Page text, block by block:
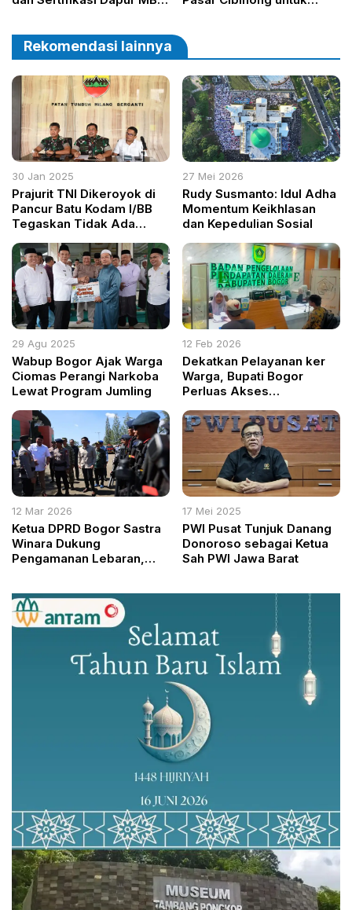
Rekomendasi lainnya
30 Jan 2025
Prajurit TNI Dikeroyok di
Pancur Batu Kodam I/BB
Tegaskan Tidak Ada
Tegas Pelaku
27 Mei 2026
Rudy Susmanto: Idul Adha
Momentum Keikhlasan
dan Kepedulian Sosial
29 Agu 2025
Wabup Bogor Ajak Warga
Ciomas Perangi Narkoba
Lewat Program Jumling
12 Feb 2026
Dekatkan Pelayanan ker
Warga, Bupati Bogor
Perluas Akses
12 Mar 2026
Ketua DPRD Bogor Sastra
Winara Dukung
Pengamanan Lebaran,
Lodaya 2026
17 Mei 2025
PWI Pusat Tunjuk Danang
Donoroso sebagai Ketua
Sah PWI Jawa Barat